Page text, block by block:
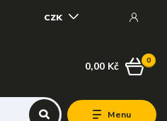
Menu
CZK
0
0,00 Kč